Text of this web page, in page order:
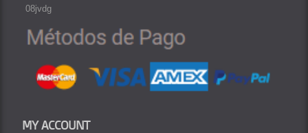
08jvdg
MY ACCOUNT